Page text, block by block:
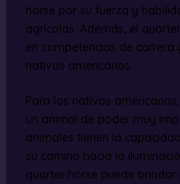
horse por su fuerza y
agrícolas. Además, el
en competencias de carrera
nativos americanos.
Para los nativos
un animal de poder muy
animales tienen la
su camino hacia la
quarter horse puede